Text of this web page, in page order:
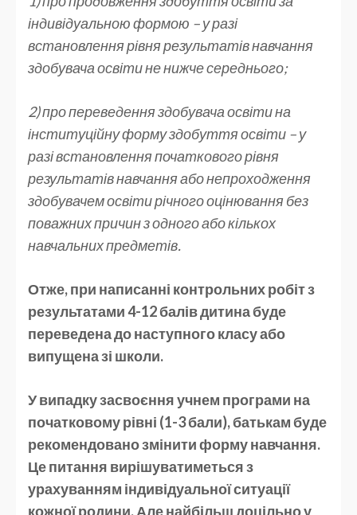
індивідуальною формою – у разі
встановлення рівня результатів навчання
здобувача освіти не нижче середнього;
2) про переведення здобувача освіти на
інституційну форму здобуття освіти – у
разі встановлення початкового рівня
результатів навчання або непроходження
здобувачем освіти річного оцінювання без
поважних причин з одного або кількох
навчальних предметів.
Отже, при написанні контрольних робіт з
результатами 4-12 балів дитина буде
переведена до наступного класу або
випущена зі школи.
У випадку засвоєння учнем програми на
початковому рівні (1-3 бали), батькам буде
рекомендовано змінити форму навчання.
Це питання вирішуватиметься з
урахуванням індивідуальної ситуації
кожної родини. Але найбільш доцільно у